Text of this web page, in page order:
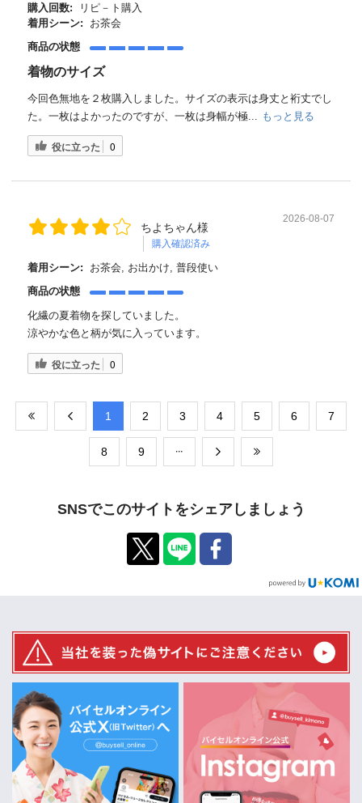
購入回数:
リピ－ト購入
着用シーン:
お茶会
商品の状態
着物のサイズ
今回色無地を２枚購入しました。サイズの表示は身丈と裄丈でし
た。一枚はよかったのですが、一枚は身幅が極...
もっと見る
役に立った 0
ちよちゃん様
購入確認済み
2026-08-07
着用シーン:
お茶会, お出かけ, 普段使い
商品の状態
化繊の夏着物を探していました。
涼やかな色と柄が気に入っています。
役に立った 0
​1 ​2 ​3 ​4 ​5 ​6 ​7
​8 ​9
SNSでこのサイトをシェアしましょう